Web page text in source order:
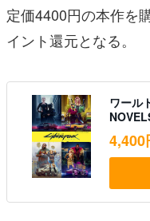
定価4400円の本作を
イント還元となる。
ワール
4,400